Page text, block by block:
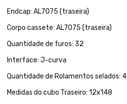
Endcap: AL7075 (traseira)
Corpo cassete: AL7075 (traseira)
Quantidade de furos: 32
Interface: J-curva
Quantidade de Rolamentos selados: 4
Medidas do cubo Traseiro: 12x148